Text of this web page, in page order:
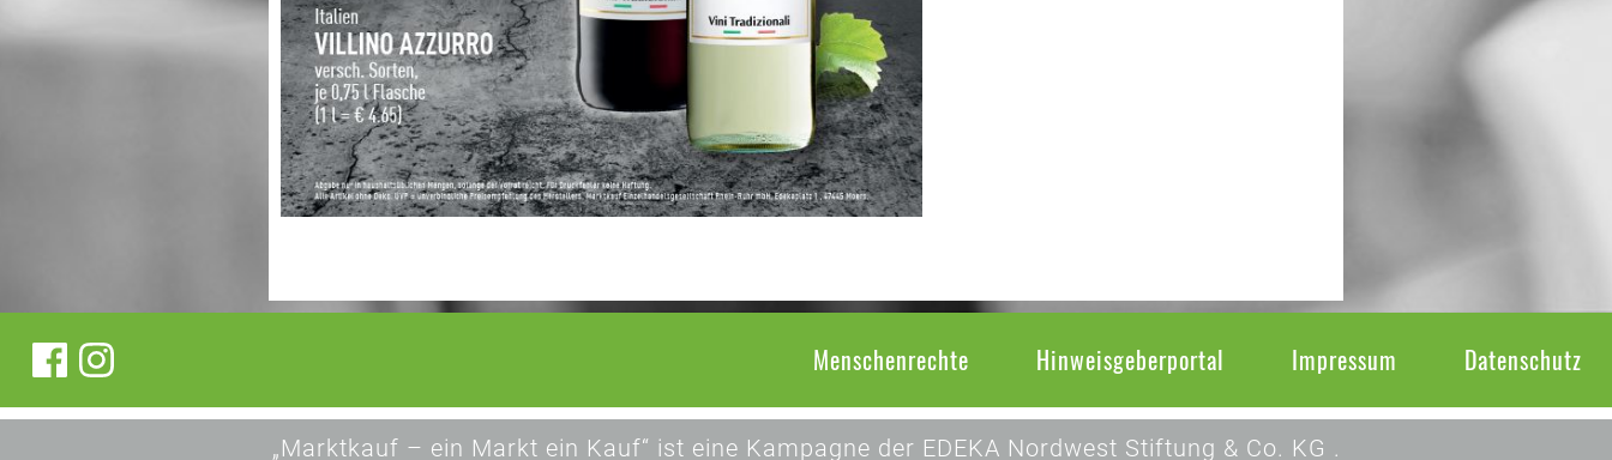
Menschenrechte Hinweisgeberportal Impressum Datenschutz
„Marktkauf – ein Markt ein Kauf“ ist eine Kampagne der EDEKA Nordwest Stiftung & Co. KG .